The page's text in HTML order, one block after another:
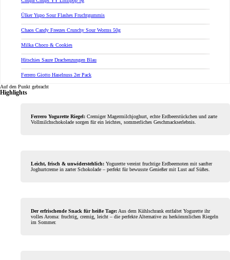
Ülker Yupo Sour Flashes Fruchtgummis
Chaos Candy Freezes Crunchy Sour Worms 50g
Milka Choco & Cookies
Hitschies Saure Drachenzungen Blau
Ferrero Giotto Haselnuss 2er Pack
Auf den Punkt gebracht
Highlights
Ferrero Yogurette Riegel: Cremiger Magermilchjoghurt, echte Erdbeerstückchen und zarte
Vollmilchschokolade sorgen für ein leichtes, sommerliches Geschmackserlebnis.
Leicht, frisch & unwiderstehlich: Yogurette vereint fruchtige Erdbeernoten mit sanfter
Joghurtcreme in zarter Schokolade – perfekt für bewusste Genießer mit Lust auf Süßes.
Der erfrischende Snack für heiße Tage: Aus dem Kühlschrank entfaltet Yogurette ihr
volles Aroma: fruchtig, cremig, leicht – die perfekte Alternative zu herkömmlichen Riegeln
im Sommer.